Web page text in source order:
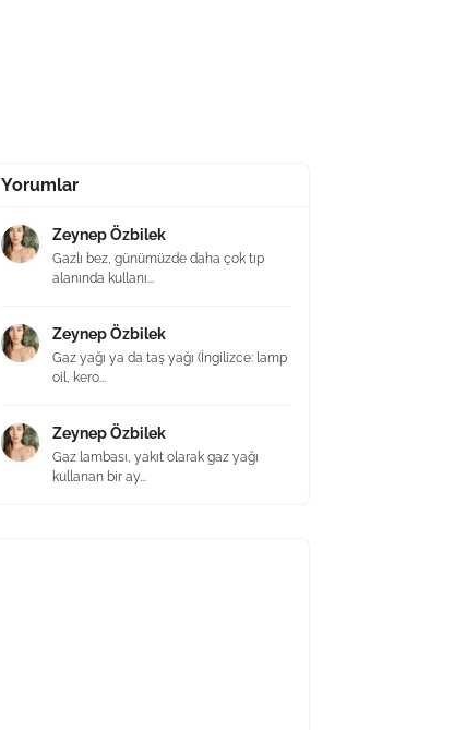
Yorumlar
Zeynep Özbilek
Gazlı bez, günümüzde daha çok tıp
alanında kullanı...
Zeynep Özbilek
Gaz yağı ya da taş yağı (İngilizce: lamp
oil, kero...
Zeynep Özbilek
Gaz lambası, yakıt olarak gaz yağı
kullanan bir ay...